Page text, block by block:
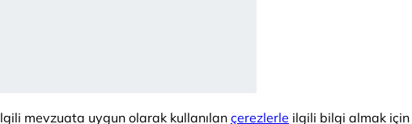
mevzuata uygun olarak kullanılan çerezlerle ilgili bilgi almak için